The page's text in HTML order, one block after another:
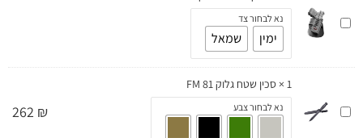
מ"מ
דגם
6900ND
נרתיק
חיצוני
26
26
ND
נא לבחור צד
ימין שמאל
סכין
שטח
1
× סכין שטח גלוק FM 81
נא לבחור צבע 262 ₪